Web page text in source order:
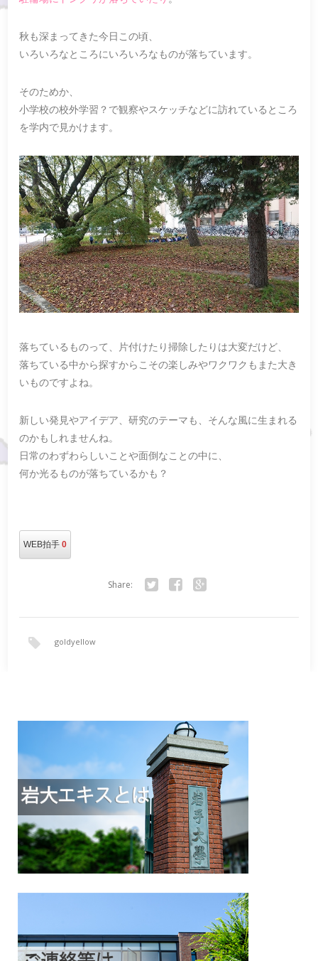
秋も深まってきた今日この頃、
いろいろなところにいろいろなものが落ちています。
そのためか、
小学校の校外学習？で観察やスケッチなどに訪れているところ
を学内で見かけます。
落ちているものって、片付けたり掃除したりは大変だけど、
落ちている中から探すからこその楽しみやワクワクもまた大き
いものですよね。
新しい発見やアイデア、研究のテーマも、そんな風に生まれる
のかもしれませんね。
日常のわずわらしいことや面倒なことの中に、
何か光るものが落ちているかも？
WEB拍手0
Share:
goldyellow